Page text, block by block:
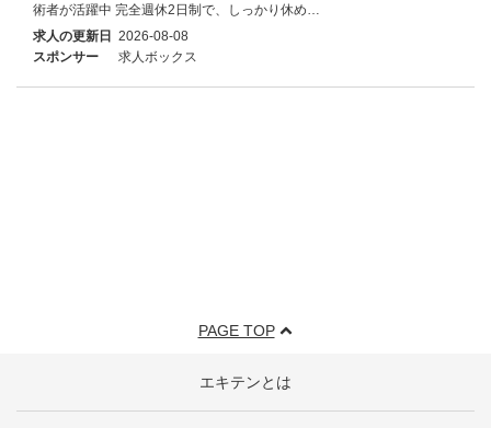
術者が活躍中 完全週休2日制で、しっかり休め…
求人の更新日 2026-08-08
スポンサー
求人ボックス
PAGE TOP
エキテンとは